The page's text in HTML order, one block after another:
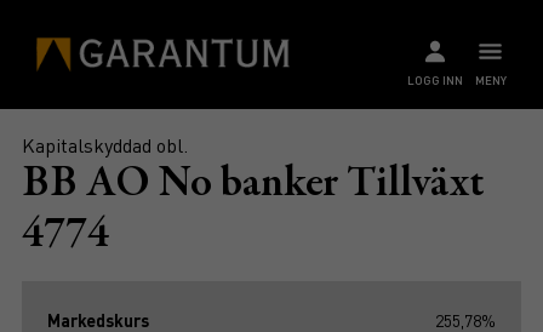
MENY
LOGG INN
Kapitalskyddad obl.
BB AO No banker Tillväxt
4774
Markedskurs
255,78%